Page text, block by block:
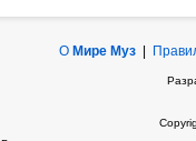
О Мире Муз|